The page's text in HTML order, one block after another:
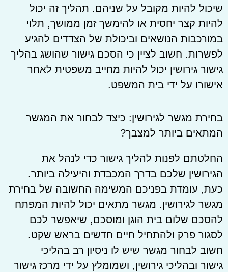
שיכול להיות מקובל על שניהם. תהליך זה יכול
להיות קצר יחסית או להימשך זמן ממושך, תלוי
במורכבות הנושאים וביכולת של הצדדים להגיע
לפשרות. חשוב לציין כי הסכם גישור שהושג בהליך
גישור גירושין יכול להיות מחייב משפטית לאחר
אישורו על ידי בית המשפט.
בחירת מגשר לגירושין: כיצד לבחור את המגשר
המתאים ביותר למצבך?
החלטתם לפנות להליך גישור כדי לנהל את
הגירושין שלכם בדרך המכבדת והיעילה ביותר.
כעת, עומדת בפניכם המשימה החשובה של בחירת
מגשר לגירושין. מגשר מתאים יכול להיות המפתח
להסכם שלום בית הוגן ומוסכם, שיאפשר לכם
לסגור פרק ולהתחיל חיים חדשים בראש שקט.
חשוב לבחור מגשר שיש לו ניסיון רב בהליכי
גישור ובהליכי גירושין, ושמומלץ על ידי מרכז גישור